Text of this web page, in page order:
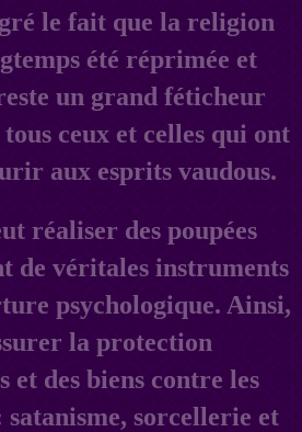
le fait que la religion
été réprimée et
un grand féticheur
ceux et celles qui ont
aux esprits vaudous.
réaliser des poupées
de véritales instruments
psychologique. Ainsi,
la protection
et des biens contre les
sorcellerie et